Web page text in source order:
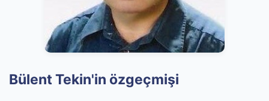
Bülent Tekin'in özgeçmişi